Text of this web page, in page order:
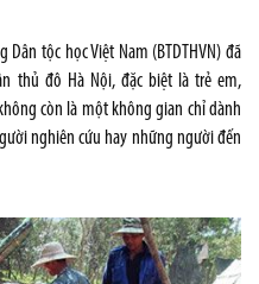
tộc học Việt Nam (BTDTHVN) đã
thủ đô Hà Nội, đặc biệt là trẻ em,
còn là một không gian chỉ dành
nghiên cứu hay những người đến